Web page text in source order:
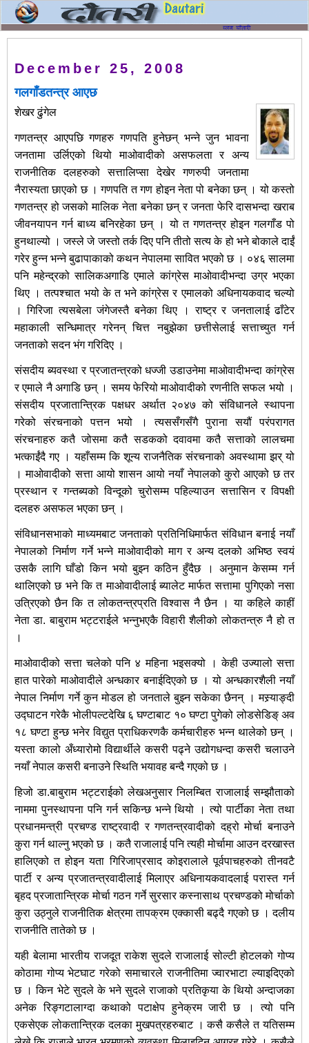
December 25, 2008
गलगाँडतन्त्र आएछ
शेखर ढुंगेल
गणतन्त्र आएपछि गणहरु गणपति हुनेछन् भन्ने जुन भावना
जनतामा उर्लिएको थियो माओवादीको असफलता र अन्य
राजनीतिक दलहरुको सत्तालिप्सा देखेर गणरुपी जनतामा
नैरास्यता छाएको छ । गणपति त गण होइन नेता पो बनेका छन् । यो कस्तो
गणतन्त्र हो जसको मालिक नेता बनेका छन् र जनता फेरि दासभन्दा खराब
जीवनयापन गर्न बाध्य बनिरहेका छन् । यो त गणतन्त्र होइन गलगाँड पो
हुनथाल्यो । जस्ले जे जस्तो तर्क दिए पनि तीतो सत्य के हो भने बोकाले दाईं
गरेर हुन्न भन्ने बुढापाकाको कथन नेपालमा सावित भएको छ । ०४६ सालमा
पनि महेन्द्रको सालिकअगाडि एमाले कांग्रेस माओवादीभन्दा उग्र भएका
थिए । तत्पश्चात भयो के त भने कांग्रेस र एमालको अधिनायकवाद चल्यो
। गिरिजा त्यसबेला जंगेजस्तै बनेका थिए ।राष्ट्र र जनतालाई ढाँटेर
महाकाली सन्धिमात्र गरेनन् चित्त नबुझेका छत्तीसेलाई सत्ताच्युत गर्न
जनताको सदन भंग गरिदिए ।
संसदीय ब्यवस्था र प्रजातन्त्रको धज्जी उडाउनेमा माओवादीभन्दा कांग्रेस
र एमाले नै अगाडि छन् । समय फेरियो माओवादीको रणनीति सफल भयो ।
संसदीय प्रजातान्त्रिक पक्षधर अर्थात २०४७ को संविधानले स्थापना
गरेको संरचनाको पत्तन भयो । त्यससँगसँगै पुराना सयौं परंपरागत
संरचनाहरु कतै जोसमा कतै सडकको दवावमा कतै सत्ताको लालचमा
भत्काईंदै गए । यहाँसम्म कि शून्य राजनैतिक संरचनाको अवस्थामा झर् यो
। माओवादीको सत्ता आयो शासन आयो नयाँ नेपालको कुरो आएको छ तर
प्रस्थान र गन्तब्यको विन्दूको चुरोसम्म पहिल्याउन सत्तासिन र विपक्षी
दलहरु असफल भएका छन् ।
संविधानसभाको माध्यमबाट जनताको प्रतिनिधिमार्फत संविधान बनाई नयाँ
नेपालको निर्माण गर्ने भन्ने माओवादीको माग र अन्य दलको अभिष्ठ स्वयं
उसकै लागि घाँडो किन भयो बुझ्न कठिन हुँदैछ । अनुमान केसम्म गर्न
थालिएको छ भने कि त माओवादीलाई ब्यालेट मार्फत सत्तामा पुगिएको नसा
उत्रिएको छैन कि त लोकतन्त्रप्रति विश्वास नै छैन । या कहिले काहीं
नेता डा. बाबुराम भट्टराईले भन्नुभएकै विहारी शैलीको लोकतन्त्रु नै हो त
।
माओवादीको सत्ता चलेको पनि ४ महिना भइसक्यो । केही उज्यालो सत्ता
हात पारेको माओवादीले अन्धकार बनाईदिएको छ । यो अन्धकारशैली नयाँ
नेपाल निर्माण गर्ने कुन मोडल हो जनताले बुझ्न सकेका छैनन् । मस्र्याङ्दी
उद्घाटन गरेकै भोलीपल्टदेखि ६ घण्टाबाट १० घण्टा पुगेको लोडसेडिङ् अव
१८ घण्टा हुन्छ भनेर विद्युत प्राधिकरणकै कर्मचारीहरु भन्न थालेको छन् ।
यस्ता कालो अँध्यारोमो विद्यार्थीले कसरी पढ्ने उद्योगधन्दा कसरी चलाउने
नयाँ नेपाल कसरी बनाउने स्थिति भयावह बन्दै गएको छ ।
हिजो डा.बाबुराम भट्टराईको लेखअनुसार निलम्बित राजालाई सम्झौताको
नाममा पुनस्थापना पनि गर्न सकिन्छ भन्ने थियो । त्यो पार्टीका नेता तथा
प्रधानमन्त्री प्रचण्ड राष्ट्रवादी र गणतन्त्रवादीको दह्रो मोर्चा बनाउने
कुरा गर्न थाल्नु भएको छ । कतै राजालाई पनि त्यही मोर्चामा आउन दरखास्त
हालिएको त होइन यता गिरिजाप्रसाद कोइरालाले पूर्वपाचहरुको तीनवटै
पार्टी र अन्य प्रजातन्त्रवादीलाई मिलाएर अधिनायकवादलाई परास्त गर्न
बृहद प्रजातान्त्रिक मोर्चा गठन गर्ने सुरसार कस्नासाथ प्रचण्डको मोर्चाको
कुरा उठ्नुले राजनीतिक क्षेत्रमा तापक्रम एक्कासी बढ्दै गएको छ । दलीय
राजनीति तातेको छ ।
यही बेलामा भारतीय राजदूत राकेश सुदले राजालाई सोल्टी होटलको गोप्य
कोठामा गोप्य भेटघाट गरेको समाचारले राजनीतिमा ज्वारभाटा ल्याइदिएको
छ । किन भेटे सुदले के भने सुदले राजाको प्रतिकृया के थियो अन्दाजका
अनेक रिङ्गटालाग्दा कथाको पटाक्षेप हुनेक्रम जारी छ । त्यो पनि
एकसेएक लोकतान्त्रिक दलका मुखपत्रहरुबाट । कसै कसैले त यतिसम्म